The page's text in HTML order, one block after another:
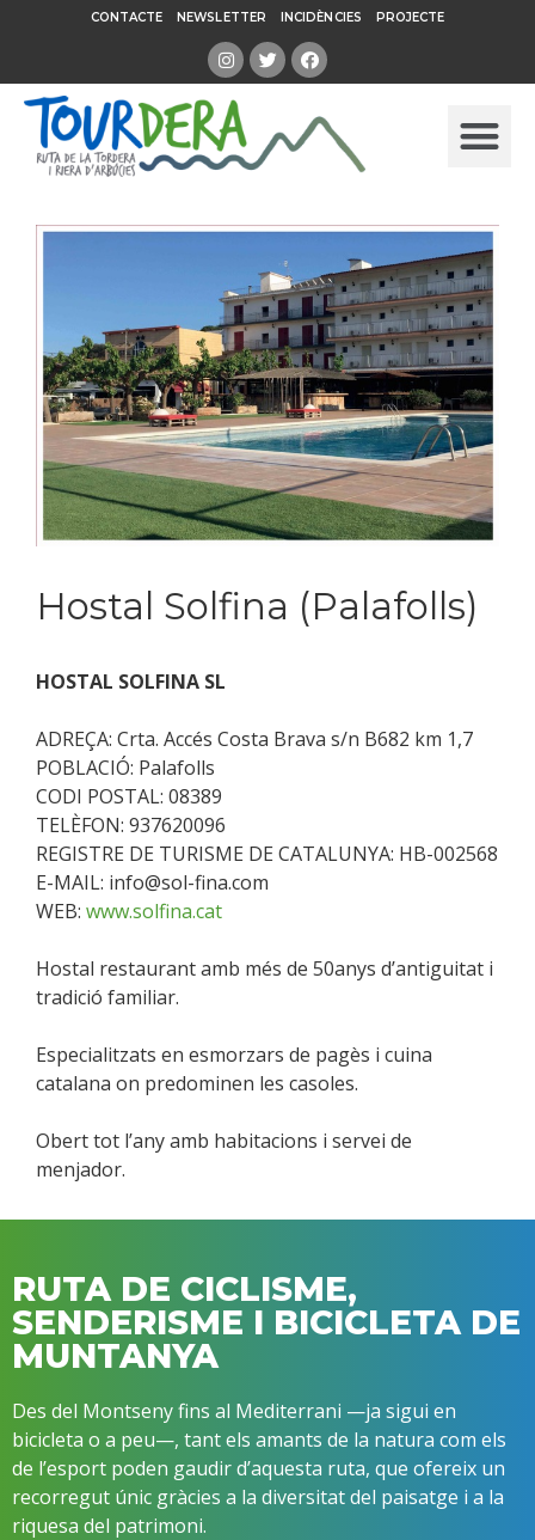
CONTACTE NEWSLETTER INCIDÈNCIES PROJECTE
Hostal Solfina (Palafolls)
HOSTAL SOLFINA SL
ADREÇA: Crta. Accés Costa Brava s/n B682 km 1,7
POBLACIÓ: Palafolls
CODI POSTAL: 08389
TELÈFON: 937620096
REGISTRE DE TURISME DE CATALUNYA: HB-002568
E-MAIL: info@sol-fina.com
WEB: www.solfina.cat
Hostal restaurant amb més de 50anys d’antiguitat i
tradició familiar.
Especialitzats en esmorzars de pagès i cuina
catalana on predominen les casoles.
Obert tot l’any amb habitacions i servei de
menjador.
RUTA DE CICLISME,
SENDERISME I BICICLETA DE
MUNTANYA
Des del Montseny fins al Mediterrani —ja sigui en
bicicleta o a peu—, tant els amants de la natura com els
de l’esport poden gaudir d’aquesta ruta, que ofereix un
recorregut únic gràcies a la diversitat del paisatge i a la
riquesa del patrimoni.